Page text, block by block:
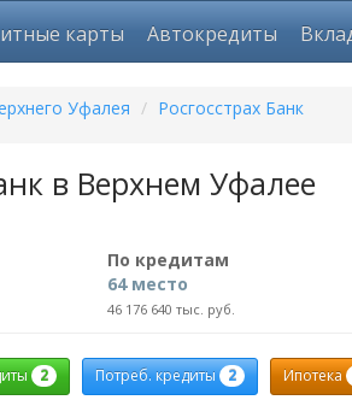
карты Автокредиты
Уфалея / Росгосстрах Банк
в Верхнем Уфалее
По кредитам
64 место
46 176 640 тыс. руб.
2 Потреб. кредиты 2 Ипотека